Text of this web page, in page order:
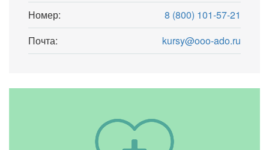
Номер:
8 (800) 101-57-21
Почта:
kursy@ooo-ado.ru